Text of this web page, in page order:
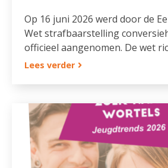
Op 16 juni 2026 werd door de
Wet strafbaarstelling
officieel aangenomen. De wet
Lees verder